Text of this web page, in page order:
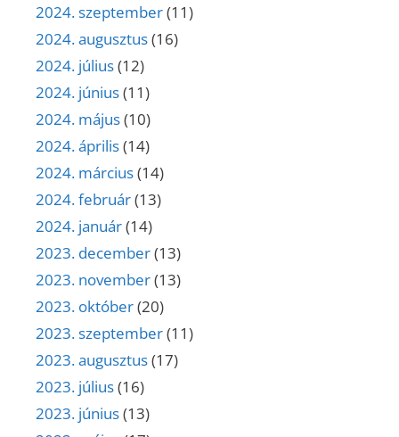
2024. szeptember(11)
2024. augusztus(16)
2024. július(12)
2024. június(11)
2024. május(10)
2024. április(14)
2024. március(14)
2024. február(13)
2024. január(14)
2023. december(13)
2023. november(13)
2023. október(20)
2023. szeptember(11)
2023. augusztus(17)
2023. július(16)
2023. június(13)